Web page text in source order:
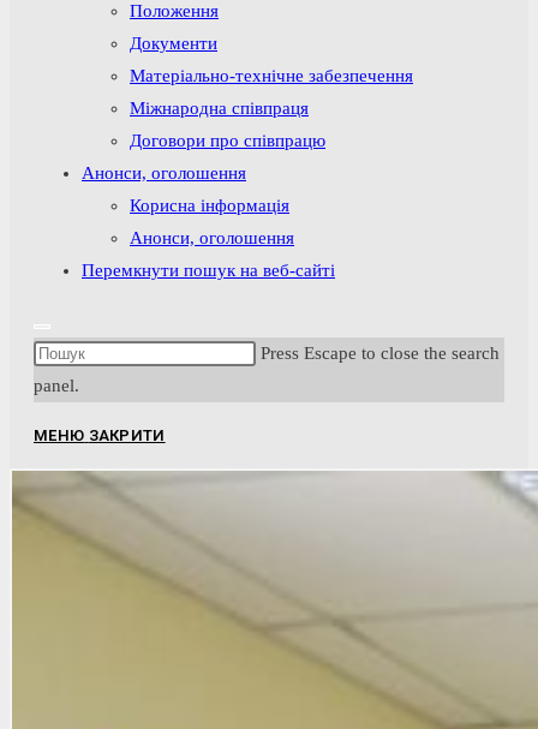
Положення
Документи
Матеріально-технічне забезпечення
Міжнародна співпраця
Договори про співпрацю
Анонси, оголошення
Корисна інформація
Анонси, оголошення
Перемкнути пошук на веб-сайті
Press Escape to close the search
panel.
МЕНЮ ЗАКРИТИ